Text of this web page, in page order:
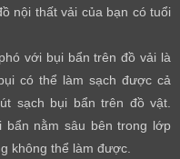
nội thất vải của bạn có tuổi
với bụi bẩn trên đồ vải là
có thể làm sạch được cả
sạch bụi bẩn trên đồ vật.
bẩn nằm sâu bên trong lớp
không thể làm được.